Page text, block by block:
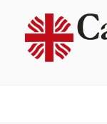
contenuto